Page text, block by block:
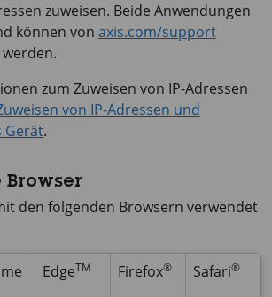
zuweisen. Beide Anwendungen
können von axis.com/support
zum Zuweisen von IP-Adressen
von IP-Adressen und
Gerät.
Browser
den folgenden Browsern verwendet
EdgeTM Firefox® Safari®